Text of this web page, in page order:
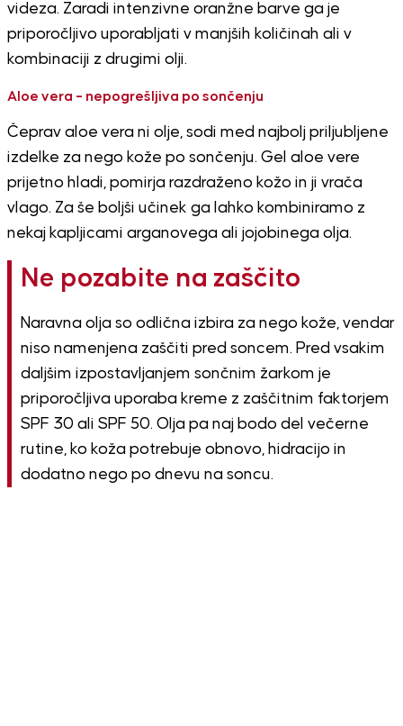
videza. Zaradi intenzivne oranžne barve ga je
priporočljivo uporabljati v manjših količinah ali v
kombinaciji z drugimi olji.
Aloe vera – nepogrešljiva po sončenju
Čeprav aloe vera ni olje, sodi med najbolj priljubljene
izdelke za nego kože po sončenju. Gel aloe vere
prijetno hladi, pomirja razdraženo kožo in ji vrača
vlago. Za še boljši učinek ga lahko kombiniramo z
nekaj kapljicami arganovega ali jojobinega olja.
Ne pozabite na zaščito
Naravna olja so odlična izbira za nego kože, vendar
niso namenjena zaščiti pred soncem. Pred vsakim
daljšim izpostavljanjem sončnim žarkom je
priporočljiva uporaba kreme z zaščitnim faktorjem
SPF 30 ali SPF 50. Olja pa naj bodo del večerne
rutine, ko koža potrebuje obnovo, hidracijo in
dodatno nego po dnevu na soncu.